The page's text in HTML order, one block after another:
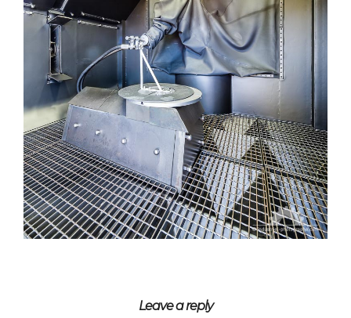
Leave a reply